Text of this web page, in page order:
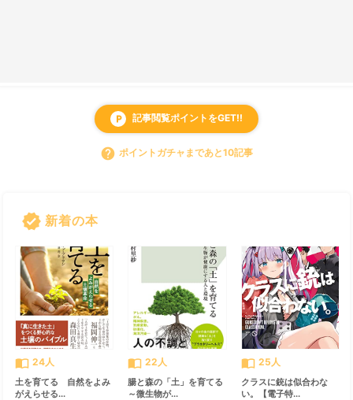
local_parking 記事閲覧ポイントをGET!!
help ポイントガチャまであと10記事
verified 新着の本
import_contacts 24人
土を育てる 自然をよみ
がえらせる...
import_contacts 22人
腸と森の「土」を育てる
～微生物が...
import_contacts 25人
クラスに銃は似合わな
い。【電子特...